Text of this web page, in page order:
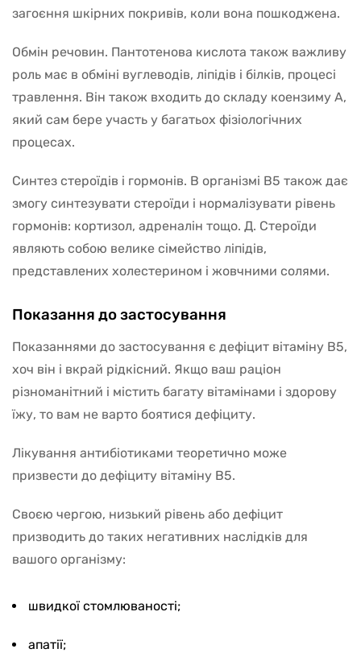
загоєння шкірних покривів, коли вона пошкоджена.
Обмін речовин. Пантотенова кислота також важливу
роль має в обміні вуглеводів, ліпідів і білків, процесі
травлення. Він також входить до складу коензиму А,
який сам бере участь у багатьох фізіологічних
процесах.
Синтез стероїдів і гормонів. В організмі B5 також дає
змогу синтезувати стероїди і нормалізувати рівень
гормонів: кортизол, адреналін тощо. Д. Стероїди
являють собою велике сімейство ліпідів,
представлених холестерином і жовчними солями.
Показання до застосування
Показаннями до застосування є дефіцит вітаміну В5,
хоч він і вкрай рідкісний. Якщо ваш раціон
різноманітний і містить багату вітамінами і здорову
їжу, то вам не варто боятися дефіциту.
Лікування антибіотиками теоретично може
призвести до дефіциту вітаміну В5.
Своєю чергою, низький рівень або дефіцит
призводить до таких негативних наслідків для
вашого організму:
швидкої стомлюваності;
апатії;